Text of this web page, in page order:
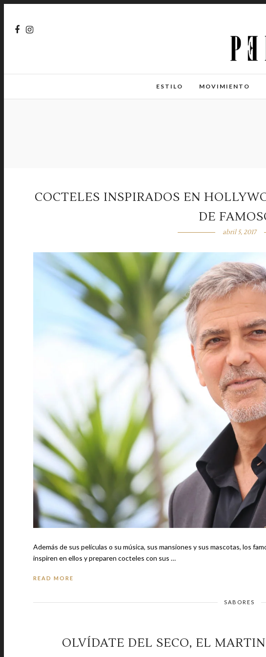
ESTILO MOVIMIENTO
COCTELES INSPIRADOS EN
DE
abril 5, 2017
Además de sus películas o su música, sus mansiones y sus mascotas, los
inspiren en ellos y preparen cocteles con sus …
READ MORE
SABORES
OLVÍDATE DEL SECO, EL